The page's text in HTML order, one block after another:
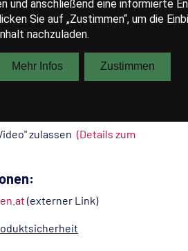
zulassen (Details zum
(externer Link)